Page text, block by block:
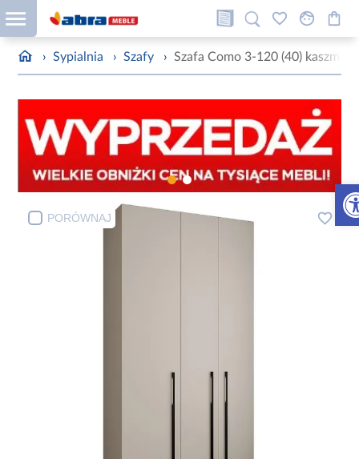
› Sypialnia › Szafy › Szafa Como 3-120 (40) kaszmir/
PORÓWNAJ